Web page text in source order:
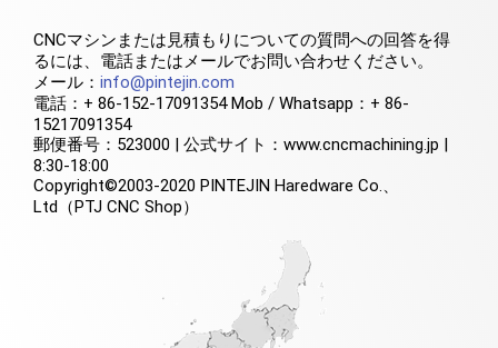
CNCマシンまたは見積もりについての質問への回答を得
るには、電話またはメールでお問い合わせください。
メール： info@pintejin.com
電話：+ 86-152-17091354 Mob / Whatsapp：+ 86-
15217091354
郵便番号：523000 | 公式サイト：www.cncmachining.jp |
8:30-18:00
Copyright©2003-2020 PINTEJIN Haredware Co.、
Ltd（PTJ CNC Shop）